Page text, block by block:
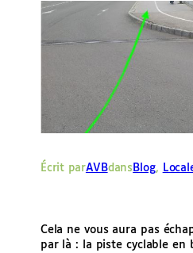
Écrit parAVBdans Blog,
Cela ne vous aura pas
par là : la piste cyclable en